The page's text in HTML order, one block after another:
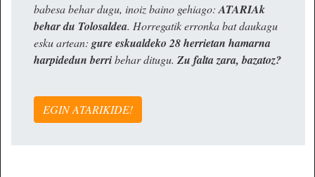
babesa behar dugu, inoiz baino gehiago: ATARIAk
behar du Tolosaldea. Horregatik erronka bat daukagu
esku artean: gure eskualdeko 28 herrietan hamarna
harpidedun berribehar ditugu. Zu falta zara, bazatoz?
EGIN ATARIKIDE!